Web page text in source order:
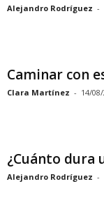
Alejandro Rodríguez -
Caminar con
Clara Martínez - 14/
¿Cuánto dura
Alejandro Rodríguez -